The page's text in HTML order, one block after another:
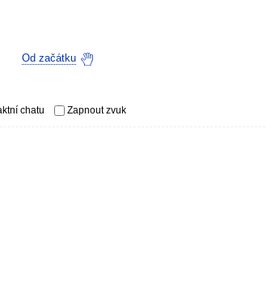
Od začátku
chatu Zapnout zvuk